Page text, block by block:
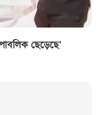
ছেড়েছে’